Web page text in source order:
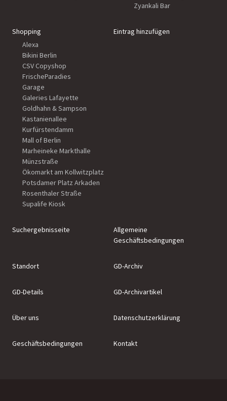
Zyankali Bar
Shopping
Alexa
Bikini Berlin
CSV Copyshop
FrischeParadies
Garage
Galeries Lafayette
Goldhahn & Sampson
Kastanienallee
Kurfürstendamm
Mall of Berlin
Marheineke Markthalle
Münzstraße
Ökomarkt am Kollwitzplatz
Potsdamer Platz Arkaden
Rosenthaler Straße
Supalife Kiosk
Eintrag hinzufügen
Suchergebnisseite
Allgemeine
Geschäftsbedingungen
Standort GD-Archiv
GD-Details GD-Archivartikel
Über uns Datenschutzerklärung
Geschäftsbedingungen Kontakt